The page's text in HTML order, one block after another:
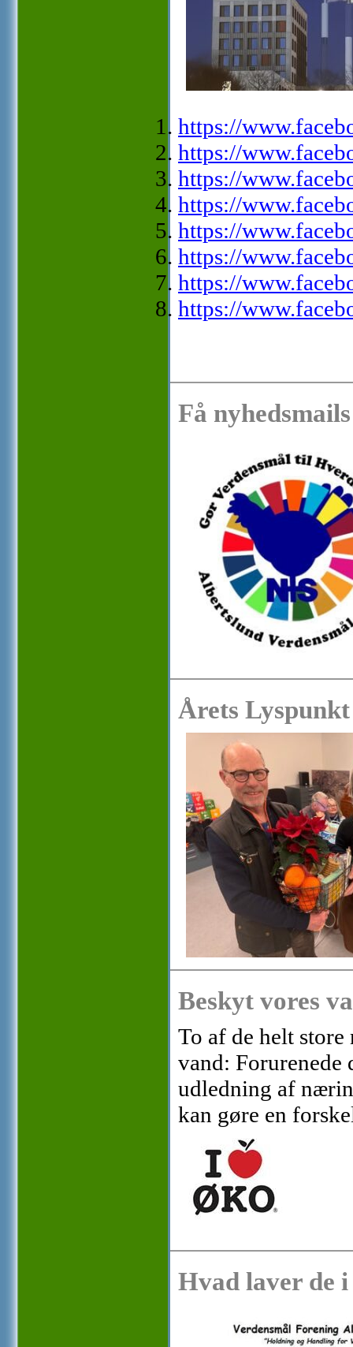
https://
https://
https://
https://
https://
https://
https://
https://
Få
Årets
Beskyt vores
To af de helt
vand: Forurenede
udledning af
kan gøre en
Hvad laver de